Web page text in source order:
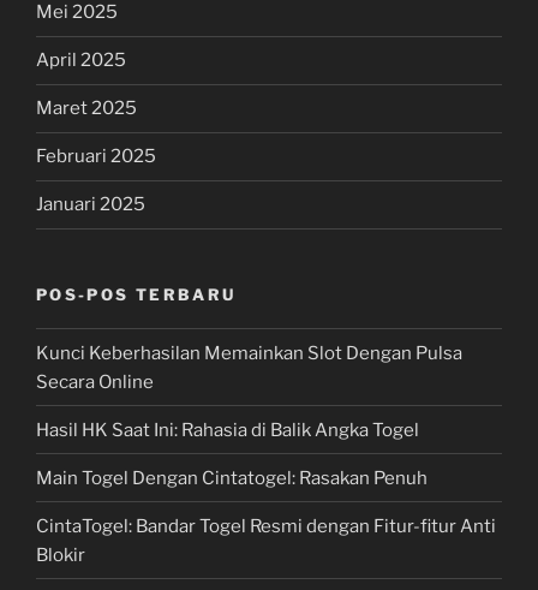
Mei 2025
April 2025
Maret 2025
Februari 2025
Januari 2025
POS-POS TERBARU
Kunci Keberhasilan Memainkan Slot Dengan Pulsa
Secara Online
Hasil HK Saat Ini: Rahasia di Balik Angka Togel
Main Togel Dengan Cintatogel: Rasakan Penuh
CintaTogel: Bandar Togel Resmi dengan Fitur-fitur Anti
Blokir